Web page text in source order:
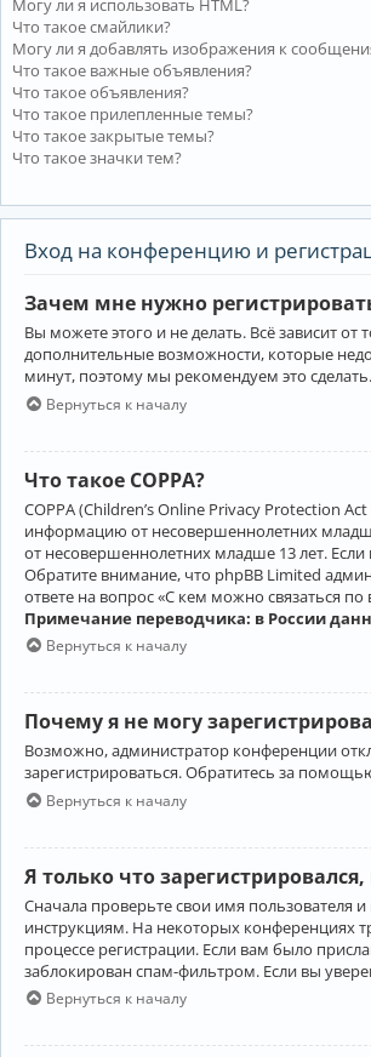
Что такое смайлики?
Могу ли я добавлять изображения к
Что такое важные объявления?
Что такое объявления?
Что такое прилепленные темы?
Что такое закрытые темы?
Что такое значки тем?
Вход на конференцию и
Зачем мне нужно
Вы можете этого и не делать. Всё зависит
дополнительные возможности, которые
минут, поэтому мы рекомендуем это сделать.
Вернуться к началу
Что такое COPPA?
COPPA (Children’s Online Privacy Protection
информацию от несовершеннолетних
от несовершеннолетних младше 13 лет.
Обратите внимание, что phpBB Limited
ответе на вопрос «С кем можно связаться
Примечание переводчика: в России
Вернуться к началу
Почему я не могу
Возможно, администратор конференции
зарегистрироваться. Обратитесь за
Вернуться к началу
Я только что
Сначала проверьте свои имя пользователя
инструкциям. На некоторых конференциях
процессе регистрации. Если вам было
заблокирован спам-фильтром. Если вы
Вернуться к началу